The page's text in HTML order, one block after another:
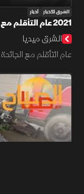
الشرق للأخبار أخبار
2021 عام التأقلم مع الجائحة
الشرق ميديا
عام التأقلم مع